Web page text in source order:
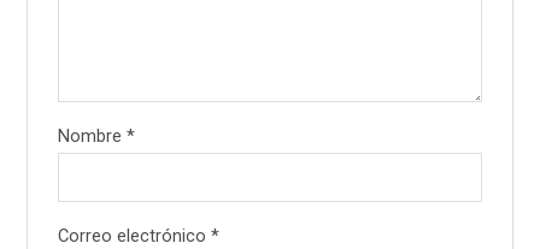
Nombre *
Correo electrónico *